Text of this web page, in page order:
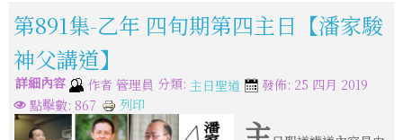
第891集-乙年 四旬期第四主日【潘家駿
神父講道】
詳細內容 作者 管理員 分類: 主日聖道
發佈: 25 四月 2019
點擊數: 867
列印